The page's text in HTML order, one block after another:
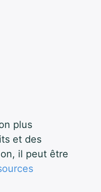
plus
et des
il peut être